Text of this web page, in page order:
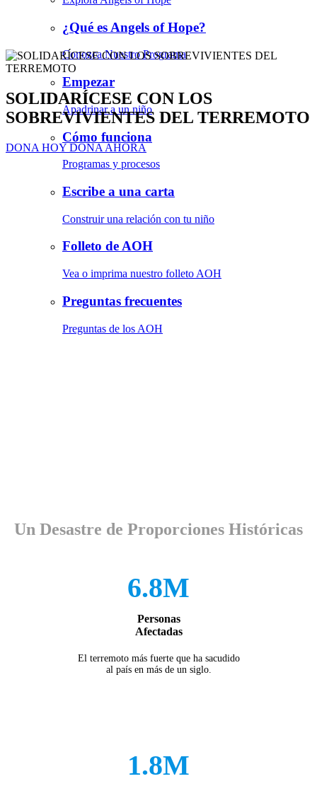
¿Qué es Angels of Hope?
Conozca Nuestro Programa
Empezar
Apadrinar a un niño
Cómo funciona
Programas y procesos
Escribe a una carta
Construir una relación con tu niño
Folleto de AOH
Vea o imprima nuestro folleto AOH
Preguntas frecuentes
Preguntas de los AOH
SOLIDARÍCESE CON LOS
SOBREVIVIENTES DEL TERREMOTO
DONA HOY DONA AHORA
Un Desastre de Proporciones Históricas
6.8M
Personas
Afectadas
El terremoto más fuerte que ha sacudido
al país en más de un siglo.
1.8M